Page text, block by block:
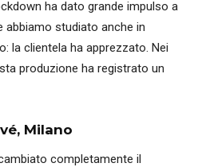
ha dato grande impulso a
abbiamo studiato anche in
la clientela ha apprezzato. Nei
produzione ha registrato un
Milano
completamente il